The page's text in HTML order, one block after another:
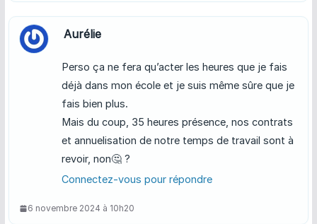
Aurélie
Perso ça ne fera qu’acter les heures que je fais
déjà dans mon école et je suis même sûre que je
fais bien plus.
Mais du coup, 35 heures présence, nos contrats
et annuelisation de notre temps de travail sont à
revoir, non🤔 ?
Connectez-vous pour répondre
6 novembre 2024 à 10h20